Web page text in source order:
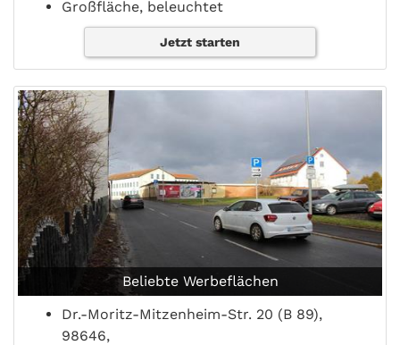
Großfläche, beleuchtet
Jetzt starten
Beliebte Werbeflächen
Dr.-Moritz-Mitzenheim-Str. 20 (B 89),
98646,